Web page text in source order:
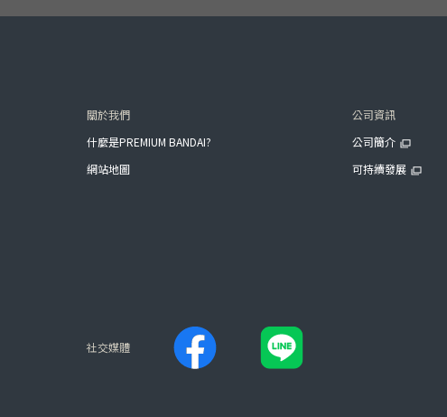
關於我們
什麼是PREMIUM BANDAI?
網站地圖
公司資訊
公司簡介
可持續發展
社交媒體